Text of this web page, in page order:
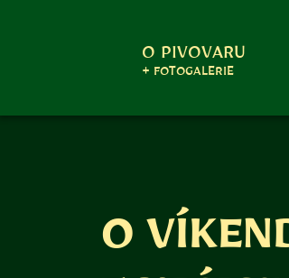
+ FOTOGALERIE
O PIVOVARU
O